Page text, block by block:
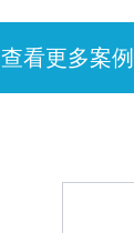
查看更多案例